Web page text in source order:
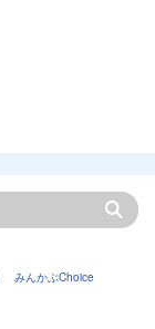
みんかぶChoice